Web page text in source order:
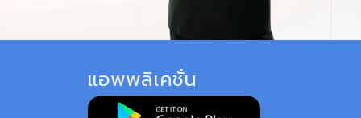
แอพพลิเคชั่น